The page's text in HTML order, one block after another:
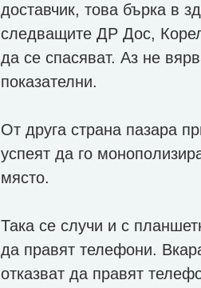
доставчик, това бърка в
следващите ДР Дос,
да се спасяват. Аз не
показателни.
От друга страна пазара
успеят да го
място.
Така се случи и с
да правят телефони.
отказват да правят